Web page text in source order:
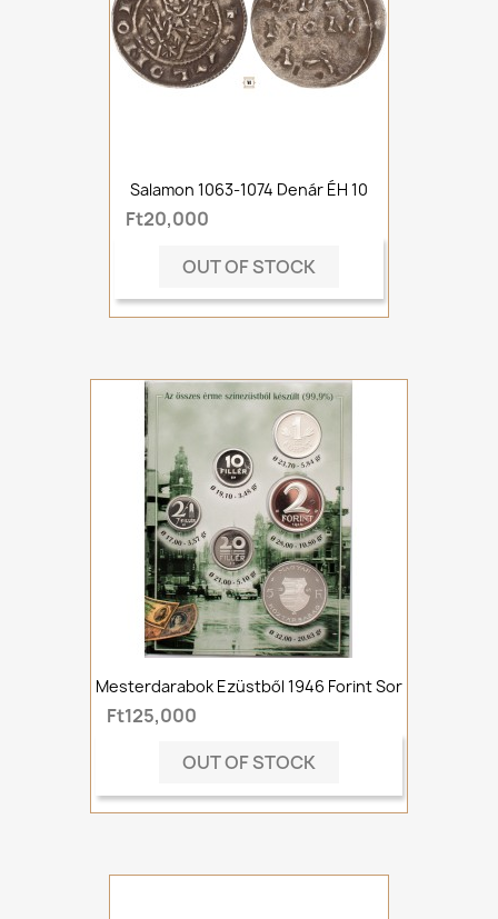
Salamon 1063-1074 Denár ÉH 10
Ft20,000
OUT OF STOCK
Mesterdarabok Ezüstből 1946 Forint Sor
Ft125,000
OUT OF STOCK